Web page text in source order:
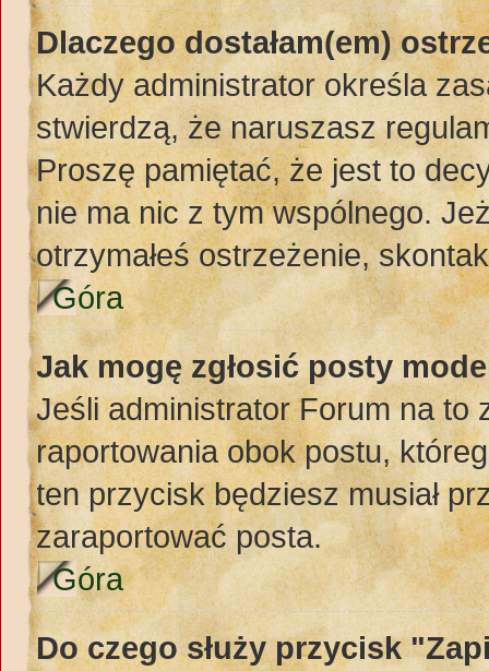
Dlaczego dostałam(em)
Każdy administrator określa
stwierdzą, że naruszasz
Proszę pamiętać, że jest to
nie ma nic z tym wspólnego.
otrzymałeś ostrzeżenie,
Góra
Jak mogę zgłosić posty
Jeśli administrator Forum na to
raportowania obok postu,
ten przycisk będziesz musiał
zaraportować posta.
Góra
Do czego służy przycisk